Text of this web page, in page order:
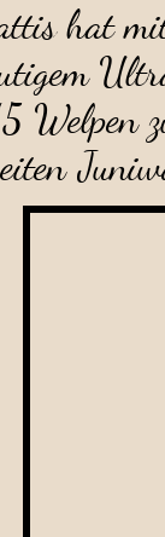
hat
Welpen